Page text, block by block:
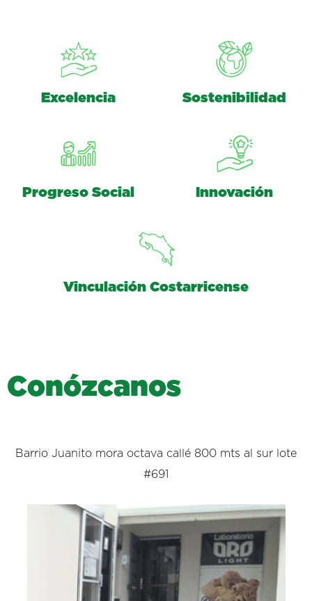
Excelencia Sostenibilidad
Progreso Social Innovación
Vinculación Costarricense
Conózcanos
Barrio Juanito mora octava callé 800 mts al sur lote
#691